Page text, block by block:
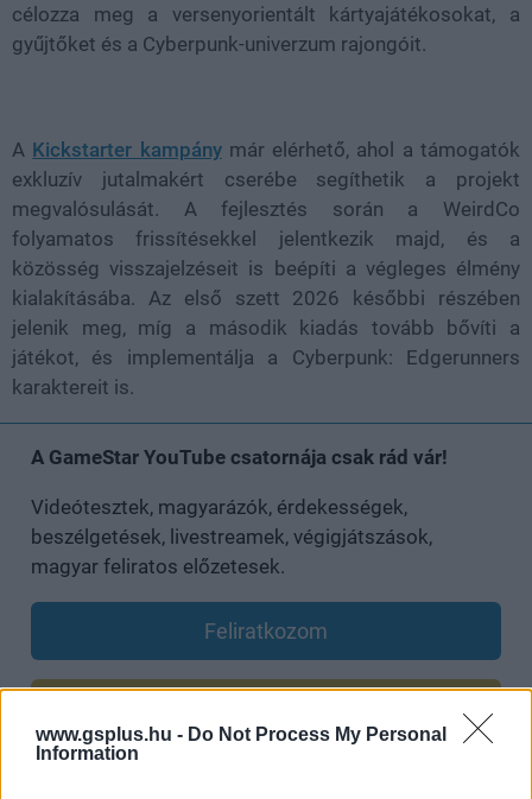
www.gsplus.hu - Do Not Process My Personal
Information
célozza meg a versenyorientált kártyajátékosokat, a
gyűjtőket és a Cyberpunk-univerzum rajongóit.
A Kickstarter kampánymár elérhető, ahol a támogatók
exkluzív jutalmakért cserébe segíthetik a projekt
megvalósulását. A fejlesztés során a WeirdCo
folyamatos frissítésekkel jelentkezik majd, és a
közösség visszajelzéseit is beépíti a végleges élmény
kialakításába. Az első szett 2026 későbbi részében
jelenik meg, míg a második kiadás tovább bővíti a
játékot, és implementálja a Cyberpunk: Edgerunners
karaktereit is.
A GameStar YouTube csatornája csak rád vár!
Videótesztek, magyarázók, érdekességek,
beszélgetések, livestreamek, végigjátszások,
magyar feliratos előzetesek.
Feliratkozom